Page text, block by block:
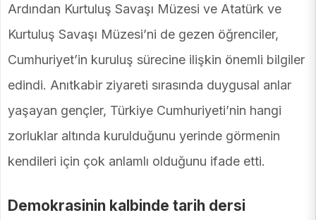
Ardından Kurtuluş Savaşı Müzesi ve Atatürk ve
Kurtuluş Savaşı Müzesi’ni de gezen öğrenciler,
Cumhuriyet’in kuruluş sürecine ilişkin önemli bilgiler
edindi. Anıtkabir ziyareti sırasında duygusal anlar
yaşayan gençler, Türkiye Cumhuriyeti’nin hangi
zorluklar altında kurulduğunu yerinde görmenin
kendileri için çok anlamlı olduğunu ifade etti.
Demokrasinin kalbinde tarih dersi